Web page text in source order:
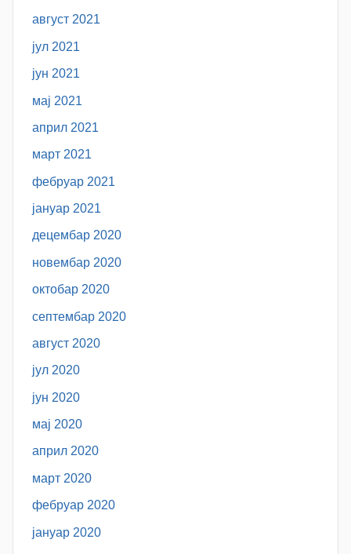
август 2021
јул 2021
јун 2021
мај 2021
април 2021
март 2021
фебруар 2021
јануар 2021
децембар 2020
новембар 2020
октобар 2020
септембар 2020
август 2020
јул 2020
јун 2020
мај 2020
април 2020
март 2020
фебруар 2020
јануар 2020